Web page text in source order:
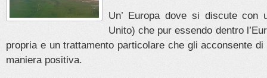
Un’ Europa dove si discute con
Unito) che pur essendo dentro
propria e un trattamento particolare che gli acconsente
maniera positiva.